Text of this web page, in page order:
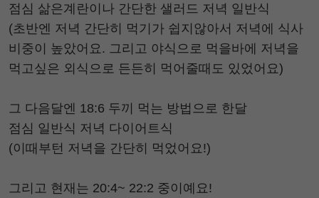
점심 삶은계란이나 간단한 샐러드 저녁 일반식
(초반엔 저녁 간단히 먹기가 쉽지않아서 저녁에 식사
비중이 높았어요. 그리고 야식으로 먹을바에 저녁을
먹고싶은 외식으로 든든히 먹어줄때도 있었어요)
그 다음달엔 18:6 두끼 먹는 방법으로 한달
점심 일반식 저녁 다이어트식
(이때부턴 저녁을 간단히 먹었어요!)
그리고 현재는 20:4~ 22:2 중이예요!